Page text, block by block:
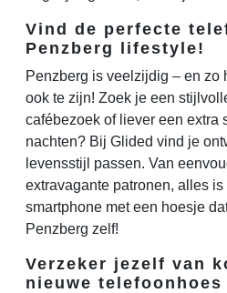
Vind de perfecte
Penzberg lifestyle!
Penzberg is veelzijdig – en zo
ook te zijn! Zoek je een
cafébezoek of liever een extra
nachten? Bij Glided vind je
levensstijl passen. Van
extravagante patronen, alles
smartphone met een hoesje
Penzberg zelf!
Verzeker jezelf van
nieuwe